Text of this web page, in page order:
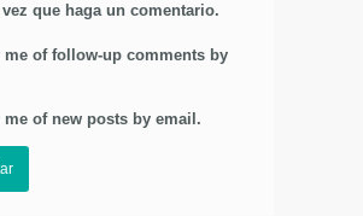
que haga un comentario.
me of follow-up comments by
me of new posts by email.